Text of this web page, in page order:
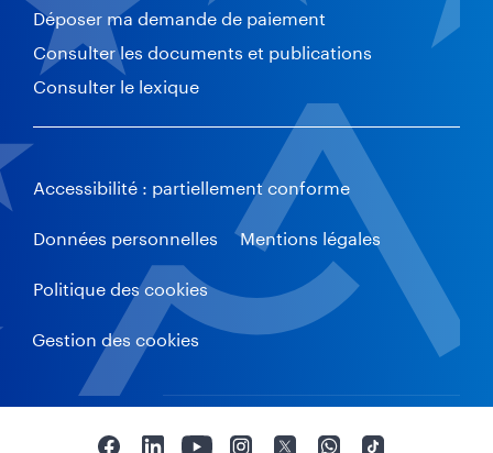
Déposer ma demande de paiement
Consulter les documents et publications
Consulter le lexique
Accessibilité : partiellement conforme
Données personnelles
Mentions légales
Politique des cookies
Gestion des cookies
F
L
Y
I
T
W
T